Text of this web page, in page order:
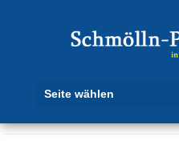
Seite wählen